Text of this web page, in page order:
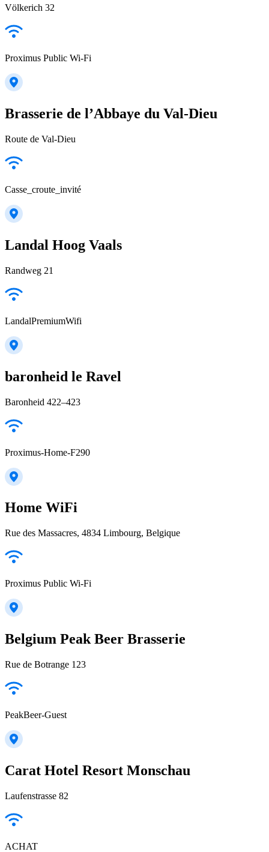
Völkerich 32
Proximus Public Wi-Fi
Brasserie de l’Abbaye du Val-Dieu
Route de Val-Dieu
Casse_croute_invité
Landal Hoog Vaals
Randweg 21
LandalPremiumWifi
baronheid le Ravel
Baronheid 422–423
Proximus-Home-F290
Home WiFi
Rue des Massacres, 4834 Limbourg, Belgique
Proximus Public Wi-Fi
Belgium Peak Beer Brasserie
Rue de Botrange 123
PeakBeer-Guest
Carat Hotel Resort Monschau
Laufenstrasse 82
ACHAT